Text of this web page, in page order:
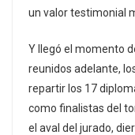
un valor testimonial
Y llegó el momento
reunidos adelante,
repartir los 17
como finalistas del
el aval del jurado,